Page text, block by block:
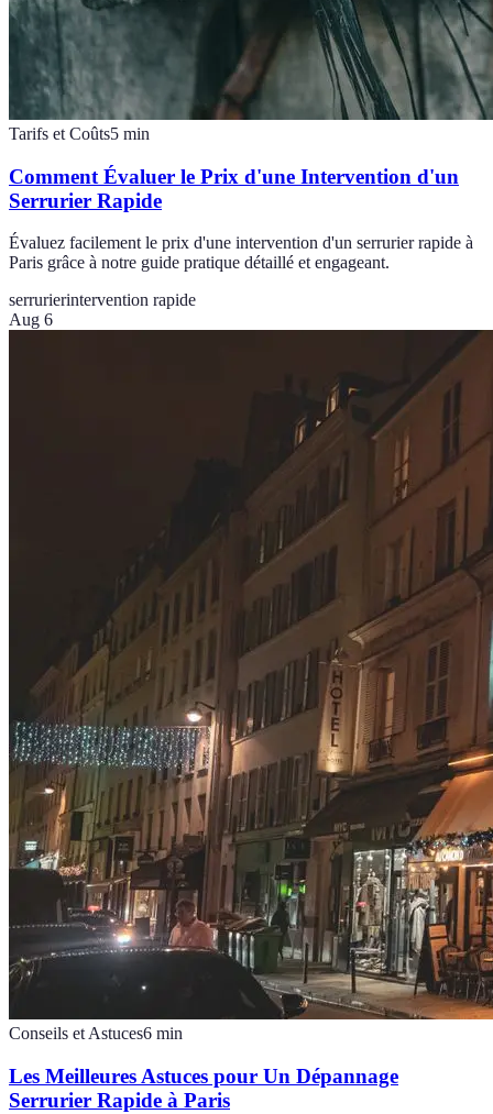
Tarifs et Coûts5 min
Comment Évaluer le Prix d'une Intervention d'un
Serrurier Rapide
Évaluez facilement le prix d'une intervention d'un serrurier rapide à
Paris grâce à notre guide pratique détaillé et engageant.
serrurierintervention rapide
Aug 6
Conseils et Astuces6 min
Les Meilleures Astuces pour Un Dépannage
Serrurier Rapide à Paris